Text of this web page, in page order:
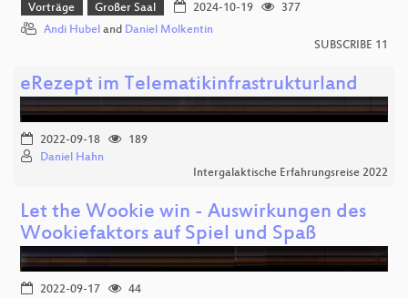
Vorträge Großer Saal 2024-10-19
377
Andi Hubel and Daniel Molkentin
SUBSCRIBE 11
eRezept im Telematikinfrastrukturland
2022-09-18
189
Daniel Hahn
Intergalaktische Erfahrungsreise 2022
Let the Wookie win - Auswirkungen des
Wookiefaktors auf Spiel und Spaß
2022-09-17
44